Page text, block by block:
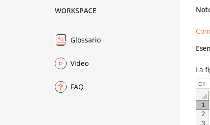
WORKSPACE
Glossario
Video
FAQ
La